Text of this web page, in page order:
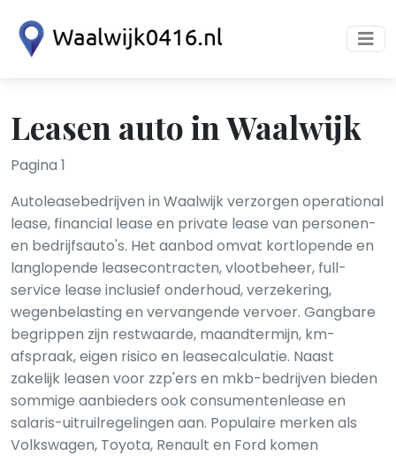
Leasen auto in Waalwijk
Pagina 1
Autoleasebedrijven in Waalwijk verzorgen operational
lease, financial lease en private lease van personen-
en bedrijfsauto's. Het aanbod omvat kortlopende en
langlopende leasecontracten, vlootbeheer, full-
service lease inclusief onderhoud, verzekering,
wegenbelasting en vervangende vervoer. Gangbare
begrippen zijn restwaarde, maandtermijn, km-
afspraak, eigen risico en leasecalculatie. Naast
zakelijk leasen voor zzp'ers en mkb-bedrijven bieden
sommige aanbieders ook consumentenlease en
salaris-uitruilregelingen aan. Populaire merken als
Volkswagen, Toyota, Renault en Ford komen